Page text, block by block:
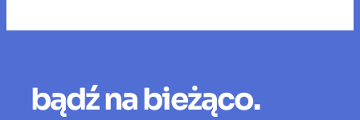
bądź na bieżąco.